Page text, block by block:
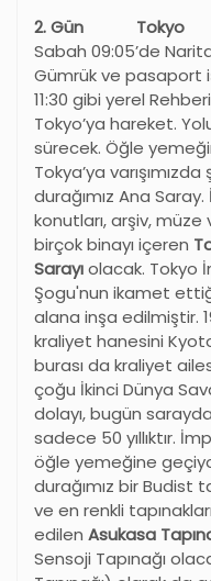
2. Gün Tokyo
Sabah 09:05’de
Gümrük ve pasaport
11:30 gibi yerel
Tokyo’ya hareket.
sürecek. Öğle
Tokya’ya
durağımız Ana
konutları, arşiv,
birçok binayı içeren
Sarayıolacak. Tokyo
Şogu'nun ikamet
alana inşa edilmiştir.
kraliyet hanesini
burası da kraliyet
çoğu İkinci Dünya
dolayı, bugün
sadece 50 yıllıktır.
öğle yemeğine
durağımız bir Budist
ve en renkli
edilen Asukasa
Sensoji Tapınağı